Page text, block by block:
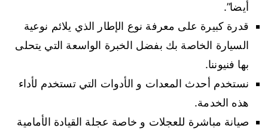
أيضا”.
قدرة كبيرة على معرفة نوع الإطار الذي يلائم نوعية
السيارة الخاصة بك بفضل الخبرة الواسعة التي يتحلى
بها فنيوننا.
نستخدم أحدث المعدات و الأدوات التي تستخدم لأداء
هذه الخدمة.
صيانة مباشرة للعجلات و خاصة عجلة القيادة الأمامية